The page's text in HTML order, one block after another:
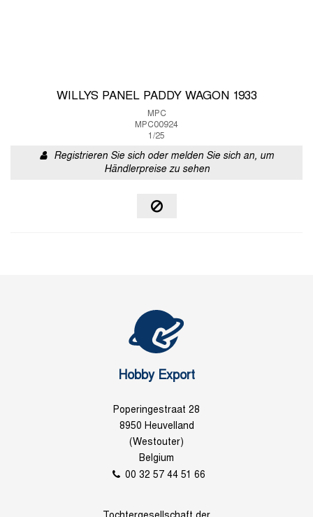
WILLYS PANEL PADDY WAGON 1933
MPC
MPC00924
1/25
Registrieren Sie sich oder melden Sie sich an, um
Händlerpreise zu sehen
Hobby Export
Poperingestraat 28
8950 Heuvelland
(Westouter)
Belgium
00 32 57 44 51 66